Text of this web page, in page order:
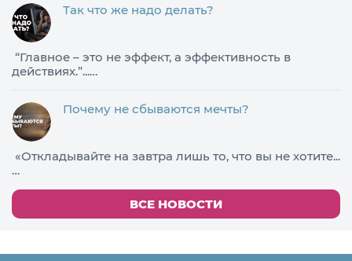
Так что же надо делать?
​“Главное – это не эффект, а эффективность в
действиях.”...…
Почему не сбываются мечты?
«Откладывайте на завтра лишь то, что вы не хотите...
…
ВСЕ НОВОСТИ